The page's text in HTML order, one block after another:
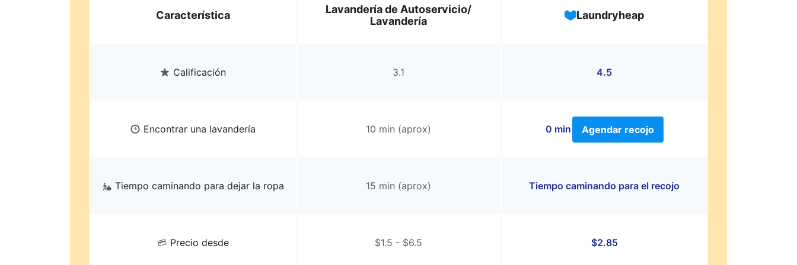
Característica
Lavandería de Autoservicio/
Lavandería
Laundryheap
Calificación 3.1 4.5
Encontrar una lavandería 10 min (aprox) 0 min Agendar recojo
Tiempo caminando para dejar la ropa 15 min (aprox) Tiempo caminando para el recojo
Precio desde $1.5 - $6.5 $2.85